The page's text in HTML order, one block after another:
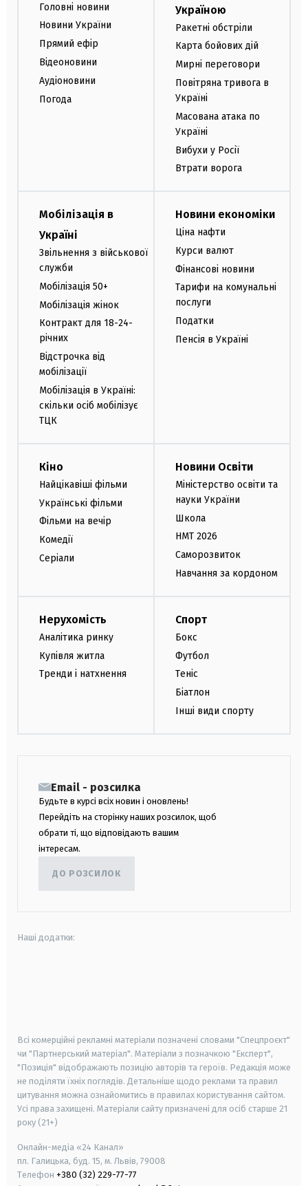
Головні новини
Новини України
Прямий ефір
Відеоновини
Аудіоновини
Погода
Україною
Ракетні обстріли
Карта бойових дій
Мирні переговори
Повітряна тривога в
Україні
Масована атака по
Україні
Вибухи у Росії
Втрати ворога
Мобілізація в
Україні
Звільнення з військової
служби
Мобілізація 50+
Мобілізація жінок
Контракт для 18-24-
річних
Відстрочка від
мобілізації
Мобілізація в Україні:
скільки осіб мобілізує
ТЦК
Новини економіки
Ціна нафти
Курси валют
Фінансові новини
Тарифи на комунальні
послуги
Податки
Пенсія в Україні
Кіно
Найцікавіші фільми
Українські фільми
Фільми на вечір
Комедії
Серіали
Новини Освіти
Міністерство освіти та
науки України
Школа
НМТ 2026
Саморозвиток
Навчання за кордоном
Нерухомість
Аналітика ринку
Купівля житла
Тренди і натхнення
Спорт
Бокс
Футбол
Теніс
Біатлон
Інші види спорту
Email - розсилка
Будьте в курсі всіх новин і оновлень!
Перейдіть на сторінку наших розсилок, щоб
обрати ті, що відповідають вашим
інтересам.
ДО РОЗСИЛОК
Наші додатки:
Всі комерційні рекламні матеріали позначені словами "Спецпроєкт"
чи "Партнерський матеріал". Матеріали з позначкою "Експерт",
"Позиція" відображають позицію авторів та героїв. Редакція може
не поділяти їхніх поглядів. Детальніше щодо реклами та правил
цитування можна ознайомитись в правилах користування сайтом.
Усі права захищені. Матеріали сайту призначені для осіб старше 21
року (21+)
Онлайн-медіа «24 Канал»
пл. Галицька, буд. 15, м. Львів, 79008
Телефон +380 (32) 229-77-77